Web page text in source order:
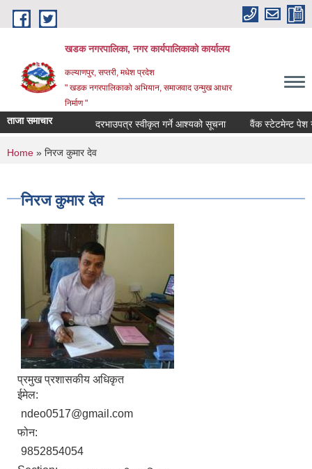
Skip to main content
खडक नगरपालिका, नगर कार्यपालिकाकाे कार्यालय
कल्याणपुर, सप्तरी, मधेश प्रदेश
" खडक नगरपालिकाको अभियान, समाजवाद उन्मुख आधार
निर्माण "
ताजा समाचार दरभाउपत्र स्वीकृत गर्ने आश्यको सूचना वैंक स्टेटमेन्ट पेश गर्ने
You are here
Home » निरज कुमार देव
निरज कुमार देव
प्रमुख प्रशासकीय अधिकृत
ईमेल:
ndeo0517@gmail.com
फोन:
9852854054